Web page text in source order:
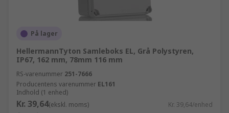
På lager
HellermannTyton Samleboks EL, Grå Polystyren,
IP67, 162 mm, 78mm 116 mm
RS-varenummer 251-7666
Producentens varenummer EL161
Indhold (1 enhed)
Kr. 39,64(ekskl. moms) Kr. 39,64/enhed